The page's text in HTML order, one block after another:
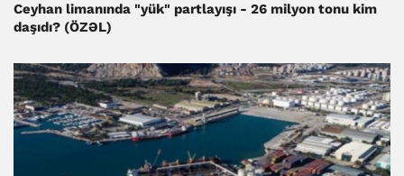
Ceyhan limanında "yük" partlayışı - 26 milyon tonu kim
daşıdı? (ÖZƏL)